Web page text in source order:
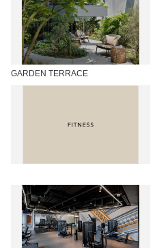
GARDEN TERRACE